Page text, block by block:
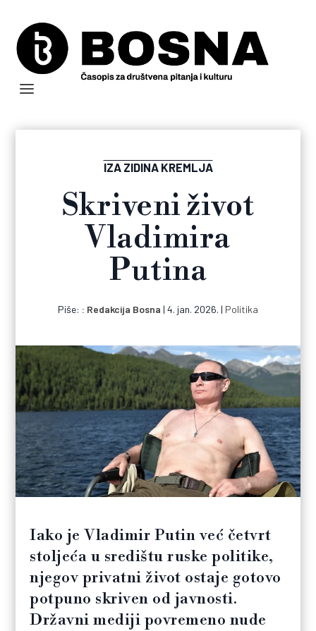
IZA ZIDINA KREMLJA
Skriveni život
Vladimira
Putina
Piše: Redakcija Bosna | 4. jan. 2026. | Politika
Iako je Vladimir Putin već četvrt
stoljeća u središtu ruske politike,
njegov privatni život ostaje gotovo
potpuno skriven od javnosti.
Državni mediji povremeno nude